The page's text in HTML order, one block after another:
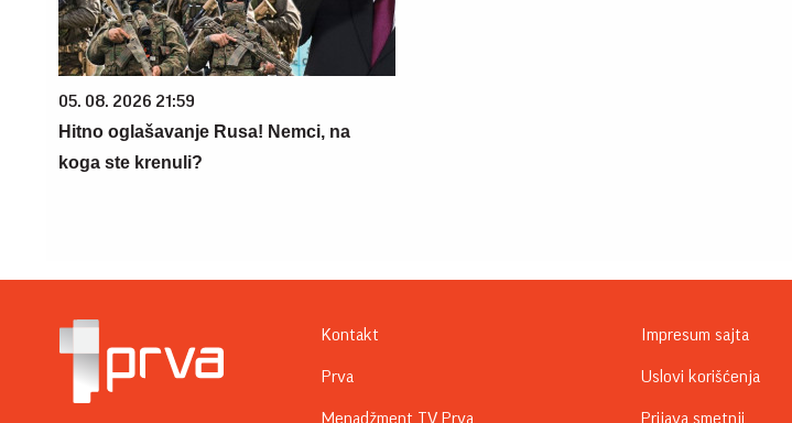
05. 08. 2026 21:59
Hitno oglašavanje Rusa! Nemci, na
koga ste krenuli?
Kontakt
Prva
Menadžment TV Prva
Impresum sajta
Uslovi korišćenja
Prijava smetnji